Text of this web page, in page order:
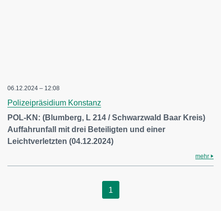
06.12.2024 – 12:08
Polizeipräsidium Konstanz
POL-KN: (Blumberg, L 214 / Schwarzwald Baar Kreis)
Auffahrunfall mit drei Beteiligten und einer
Leichtverletzten (04.12.2024)
mehr
1